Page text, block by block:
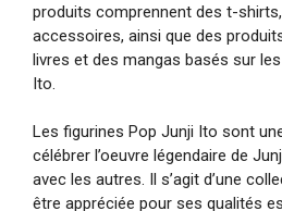
produits comprennent des t-
accessoires, ainsi que des
livres et des mangas basés sur
Ito.
Les figurines Pop Junji Ito sont
célébrer l’oeuvre légendaire de
avec les autres. Il s’agit d’une
être appréciée pour ses qualités